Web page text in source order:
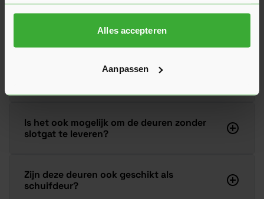
Alles accepteren
Aanpassen
Stel je vraag
Kunnen jullie deze deur ook in een andere
Is het ook mogelijk om de deuren zonder
slotgat te leveren?
Zijn deze deuren ook geschikt als
schuifdeur?